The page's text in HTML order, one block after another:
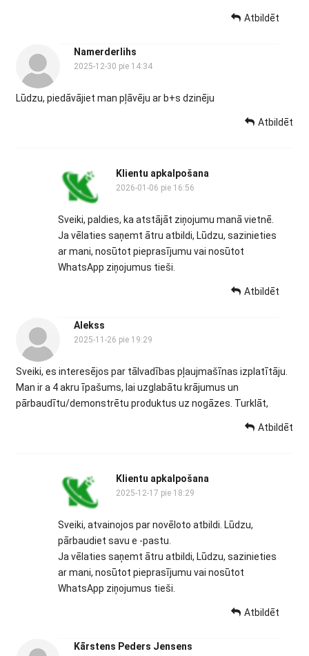
Atbildēt
Namerderlihs
2025-12-30 pie 14:34
Lūdzu, piedāvājiet man pļāvēju ar b+s dzinēju
Atbildēt
Klientu apkalpošana
2026-01-06 pie 16:56
Sveiki, paldies, ka atstājāt ziņojumu manā vietnē.
Ja vēlaties saņemt ātru atbildi, Lūdzu, sazinieties
ar mani, nosūtot pieprasījumu vai nosūtot
WhatsApp ziņojumus tieši.
Atbildēt
Alekss
2025-11-26 pie 19:29
Sveiki, es interesējos par tālvadības pļaujmašīnas izplatītāju.
Man ir a 4 akru īpašums, lai uzglabātu krājumus un
pārbaudītu/demonstrētu produktus uz nogāzes. Turklāt,
Atbildēt
Klientu apkalpošana
2025-12-17 pie 18:29
Sveiki, atvainojos par novēloto atbildi. Lūdzu,
pārbaudiet savu e -pastu.
Ja vēlaties saņemt ātru atbildi, Lūdzu, sazinieties
ar mani, nosūtot pieprasījumu vai nosūtot
WhatsApp ziņojumus tieši.
Atbildēt
Kārstens Peders Jensens